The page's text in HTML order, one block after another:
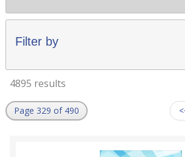
Filter by
4895 results
Page 329 of 490